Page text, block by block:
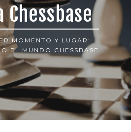
Chessbase
MOMENTO Y LUGAR:
EL MUNDO CHESSBASE